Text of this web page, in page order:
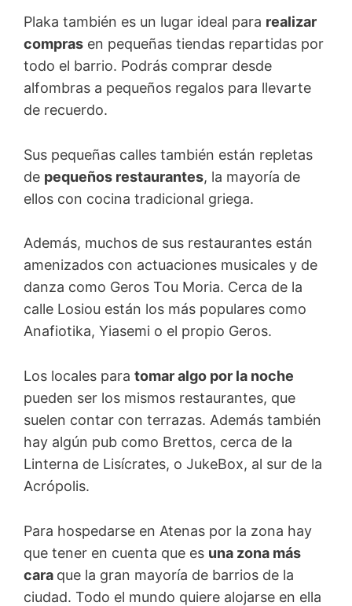
Plaka también es un lugar ideal para realizar
compras en pequeñas tiendas repartidas por
todo el barrio. Podrás comprar desde
alfombras a pequeños regalos para llevarte
de recuerdo.
Sus pequeñas calles también están repletas
de pequeños restaurantes, la mayoría de
ellos con cocina tradicional griega.
Además, muchos de sus restaurantes están
amenizados con actuaciones musicales y de
danza como Geros Tou Moria. Cerca de la
calle Losiou están los más populares como
Anafiotika, Yiasemi o el propio Geros.
Los locales para tomar algo por la noche
pueden ser los mismos restaurantes, que
suelen contar con terrazas. Además también
hay algún pub como Brettos, cerca de la
Linterna de Lisícrates, o JukeBox, al sur de la
Acrópolis.
Para hospedarse en Atenas por la zona hay
que tener en cuenta que es una zona más
cara que la gran mayoría de barrios de la
ciudad. Todo el mundo quiere alojarse en ella